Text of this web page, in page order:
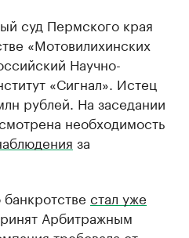
суд Пермского края
«Мотовилихинских
Научно-
«Сигнал». Истец
рублей. На заседании
необходимость
за
стал уже
Арбитражным